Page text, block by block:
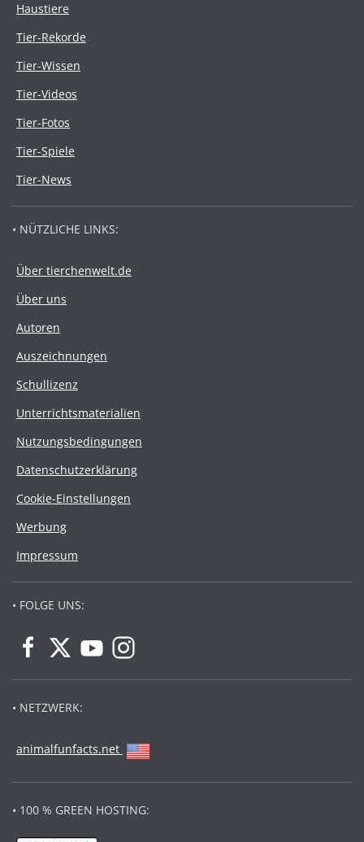
Haustiere
Tier-Rekorde
Tier-Wissen
Tier-Videos
Tier-Fotos
Tier-Spiele
Tier-News
• NÜTZLICHE LINKS:
Über tierchenwelt.de
Über uns
Autoren
Auszeichnungen
Schullizenz
Unterrichtsmaterialien
Nutzungsbedingungen
Datenschutzerklärung
Cookie-Einstellungen
Werbung
Impressum
• FOLGE UNS:
• NETZWERK:
animalfunfacts.net
• 100 % GREEN HOSTING: